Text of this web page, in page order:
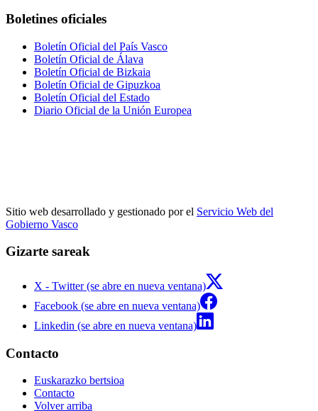
Boletines oficiales
Boletín Oficial del País Vasco
Boletín Oficial de Álava
Boletín Oficial de Bizkaia
Boletín Oficial de Gipuzkoa
Boletín Oficial del Estado
Diario Oficial de la Unión Europea
Sitio web desarrollado y gestionado por el Servicio Web del
Gobierno Vasco
Gizarte sareak
X - Twitter (se abre en nueva ventana)
Facebook (se abre en nueva ventana)
Linkedin (se abre en nueva ventana)
Contacto
Euskarazko bertsioa
Contacto
Volver arriba